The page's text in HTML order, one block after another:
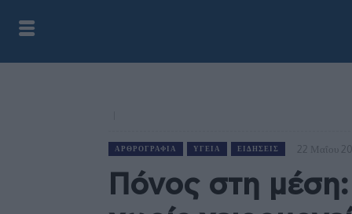
ΑΡΘΡΟΓΡΑΦΊΑ ΥΓΕΊΑ ΕΙΔΉΣΕΙΣ 22 Μαΐου
Πόνος στη